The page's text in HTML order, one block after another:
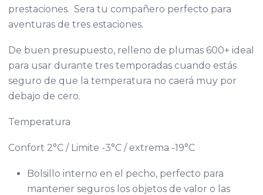
prestaciones. Sera tu compañero perfecto para
aventuras de tres estaciones.
De buen presupuesto, relleno de plumas 600+ ideal
para usar durante tres temporadas cuando estás
seguro de que la temperatura no caerá muy por
debajo de cero.
Temperatura
Confort 2°C / Limite -3°C / extrema -19°C
Bolsillo interno en el pecho, perfecto para
mantener seguros los objetos de valor o las